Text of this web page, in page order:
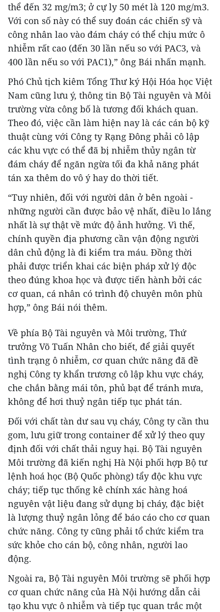
thể đến 32 mg/m3; ở cự ly 50 mét là 120 mg/m3.
Với con số này có thể suy đoán các chiến sỹ và
công nhân lao vào đám cháy có thể chịu mức ô
nhiễm rất cao (đến 30 lần nếu so với PAC3, và
400 lần nếu so với PAC1),” ông Bái nhấn mạnh.
Phó Chủ tịch kiêm Tổng Thư ký Hội Hóa học Việt
Nam cũng lưu ý, thông tin Bộ Tài nguyên và Môi
trường vừa công bố là tương đối khách quan.
Theo đó, việc cần làm hiện nay là các cán bộ kỹ
thuật cùng với Công ty Rạng Đông phải cô lập
các khu vực có thể đã bị nhiễm thủy ngân từ
đám cháy để ngăn ngừa tối đa khả năng phát
tán xa thêm do vô ý hay do thời tiết.
“Tuy nhiên, đối với người dân ở bên ngoài -
những người cần được bảo vệ nhất, điều lo lắng
nhất là sự thật về mức độ ảnh hưởng. Vì thế,
chính quyền địa phương cần vận động người
dân chủ động là đi kiểm tra máu. Đồng thời
phải được triển khai các biện pháp xử lý độc
theo đúng khoa học và được tiến hành bởi các
cơ quan, cá nhân có trình độ chuyên môn phù
hợp,” ông Bái nói thêm.
Về phía Bộ Tài nguyên và Môi trường, Thứ
trưởng Võ Tuấn Nhân cho biết, để giải quyết
tình trạng ô nhiễm, cơ quan chức năng đã đề
nghị Công ty khẩn trương cô lập khu vực cháy,
che chắn bằng mái tôn, phủ bạt để tránh mưa,
không để hơi thuỷ ngân tiếp tục phát tán.
Đối với chất tàn dư sau vụ cháy, Công ty cần thu
gom, lưu giữ trong container để xử lý theo quy
định đối với chất thải nguy hại. Bộ Tài nguyên
Môi trường đã kiến nghị Hà Nội phối hợp Bộ tư
lệnh hoá học (Bộ Quốc phòng) tẩy độc khu vực
cháy; tiếp tục thống kê chính xác hàng hoá
nguyên vật liệu đang sử dụng bị cháy, đặc biệt
là lượng thuỷ ngân lỏng để báo cáo cho cơ quan
chức năng. Công ty cũng phải tổ chức kiểm tra
sức khỏe cho cán bộ, công nhân, người lao
động.
Ngoài ra, Bộ Tài nguyên Môi trường sẽ phối hợp
cơ quan chức năng của Hà Nội hướng dẫn cải
tạo khu vực ô nhiễm và tiếp tục quan trắc một